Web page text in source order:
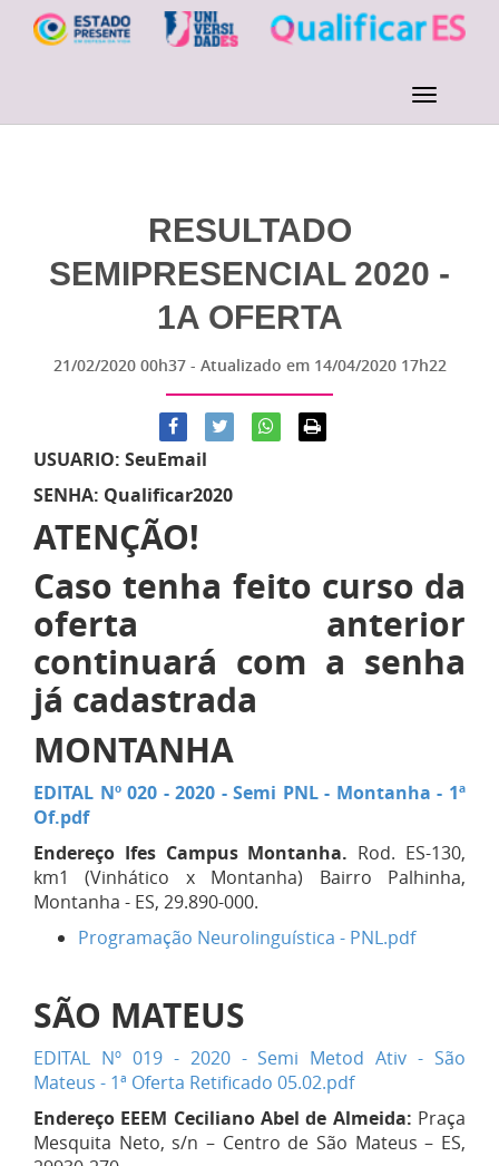
RESULTADO
SEMIPRESENCIAL 2020 -
1A OFERTA
21/02/2020 00h37 - Atualizado em 14/04/2020 17h22
USUARIO: SeuEmail
SENHA: Qualificar2020
ATENÇÃO!
Caso tenha feito curso da
oferta anterior
continuará com a senha
já cadastrada
MONTANHA
EDITAL Nº 020 - 2020 - Semi PNL - Montanha - 1ª
Of.pdf
Endereço Ifes Campus Montanha. Rod. ES-130,
km1 (Vinhático x Montanha) Bairro Palhinha,
Montanha - ES, 29.890-000.
Programação Neurolinguística - PNL.pdf
SÃO MATEUS
EDITAL Nº 019 - 2020 - Semi Metod Ativ - São
Mateus - 1ª Oferta Retificado 05.02.pdf
Endereço EEEM Ceciliano Abel de Almeida: Praça
Mesquita Neto, s/n – Centro de São Mateus – ES,